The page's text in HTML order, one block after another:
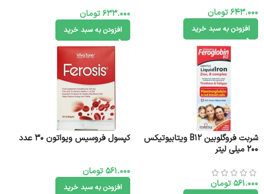
643.000تومان
افزودن به سبد خرید
633.000تومان
افزودن به سبد خرید
شربت فروگلوبین B12 ویتابیوتیکس
۲۰۰ میلی لیتر
561.000تومان
کپسول فروسیس ویواتون 30 عدد
561.000تومان
افزودن به سبد خرید